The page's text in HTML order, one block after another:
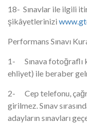
18- Sınavlar ile ilgili
şikâyetlerinizi
Performans Sınavı
1- Sınava fotoğraflı
ehliyet) ile beraber
2- Cep telefonu,
girilmez. Sınav
adayların sınavları